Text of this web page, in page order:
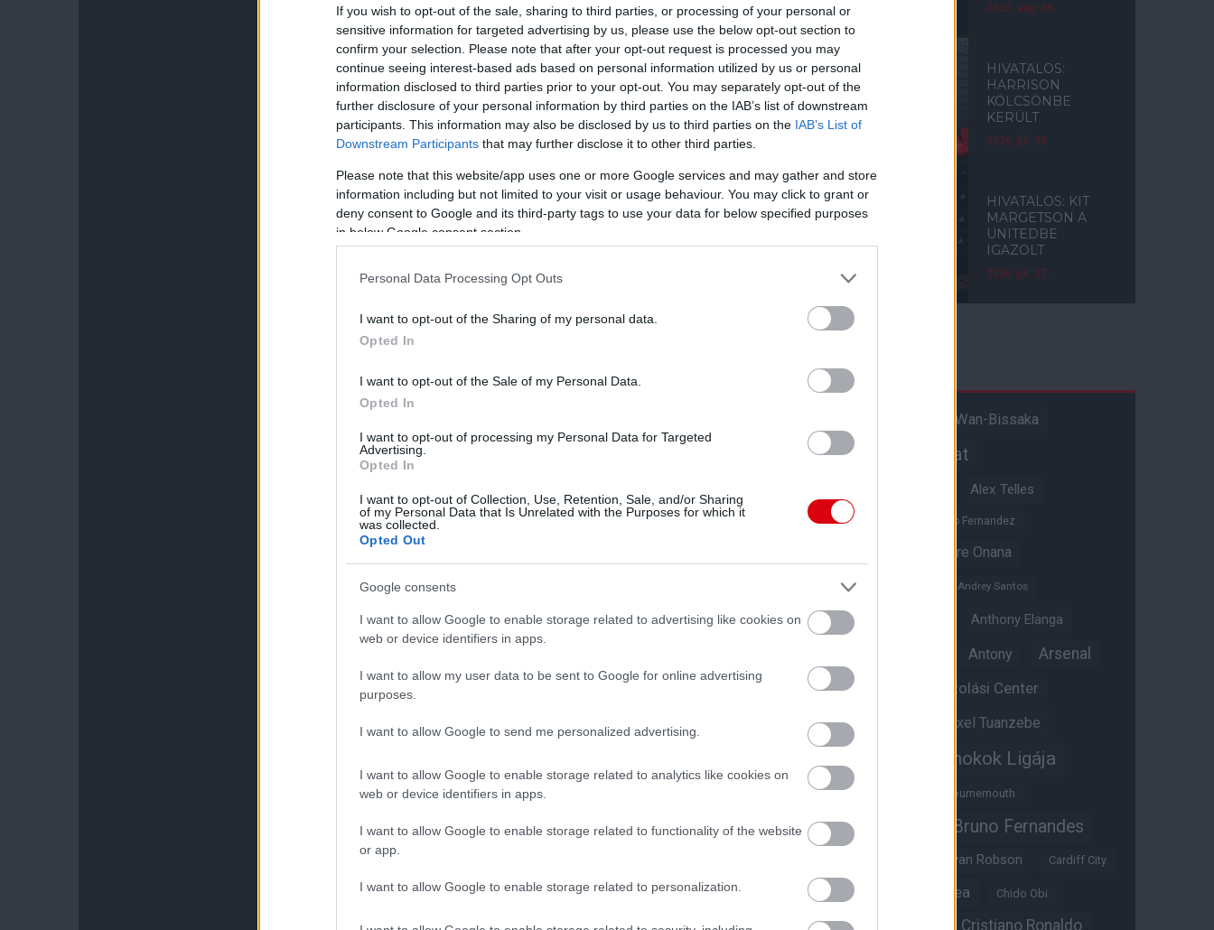
If you wish to opt-out of the sale, sharing to third parties, or processing of your personal or
sensitive information for targeted advertising by us, please use the below opt-out section to
confirm your selection. Please note that after your opt-out request is processed you may
continue seeing interest-based ads based on personal information utilized by us or personal
information disclosed to third parties prior to your opt-out. You may separately opt-out of the
further disclosure of your personal information by third parties on the IAB’s list of downstream
participants. This information may also be disclosed by us to third parties on the IAB’s List of
Downstream Participants that may further disclose it to other third parties.
Please note that this website/app uses one or more Google services and may gather and store
information including but not limited to your visit or usage behaviour. You may click to grant or
deny consent to Google and its third-party tags to use your data for below specified purposes
in below Google consent section.
Personal Data Processing Opt Outs
I want to opt-out of the Sharing of my personal data.
Opted In
I want to opt-out of the Sale of my Personal Data.
Opted In
I want to opt-out of processing my Personal Data for Targeted
Advertising.
Opted In
I want to opt-out of Collection, Use, Retention, Sale, and/or Sharing
of my Personal Data that Is Unrelated with the Purposes for which it
was collected.
Opted Out
Google consents
I want to allow Google to enable storage related to advertising like cookies on
web or device identifiers in apps.
I want to allow my user data to be sent to Google for online advertising
purposes.
I want to allow Google to send me personalized advertising.
I want to allow Google to enable storage related to analytics like cookies on
web or device identifiers in apps.
I want to allow Google to enable storage related to functionality of the website
or app.
I want to allow Google to enable storage related to personalization.
2026. aug. 06.
HIVATALOS:
HARRISON
KÖLCSÖNBE
KERÜLT
2026. júl. 28.
HIVATALOS: KIT
MARGETSON A
UNITEDBE
IGAZOLT
2026. júl. 27.
Aaron Wan-Bissaka
Akadémiai csapat
Alex Telles
Altay Bayindir Alvaro Fernandez
Andre Onana
Andreas Pereira
Andrey Santos
Angol válogatott Anthony Elanga
Antony Arsenal
Aston Villa Átigazolási Center
Átigazolások Axel Tuanzebe
Bajnokok Ligája
Benjamin Sesko Bournemouth
Brandon Williams Bruno Fernandes
Bryan Robson Cardiff City
Casemiro Chelsea Chido Obi
Christian Eriksen Cristiano Ronaldo